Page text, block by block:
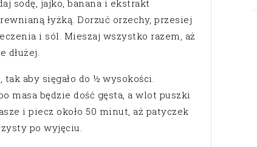
sodę, jajko, banana i ekstrakt
łyżką. Dorzuć orzechy, przesiej
i sól. Mieszaj wszystko razem, aż
dłużej.
tak aby sięgało do ½ wysokości.
masa będzie dość gęsta, a wlot puszki
i piecz około 50 minut, aż patyczek
po wyjęciu.